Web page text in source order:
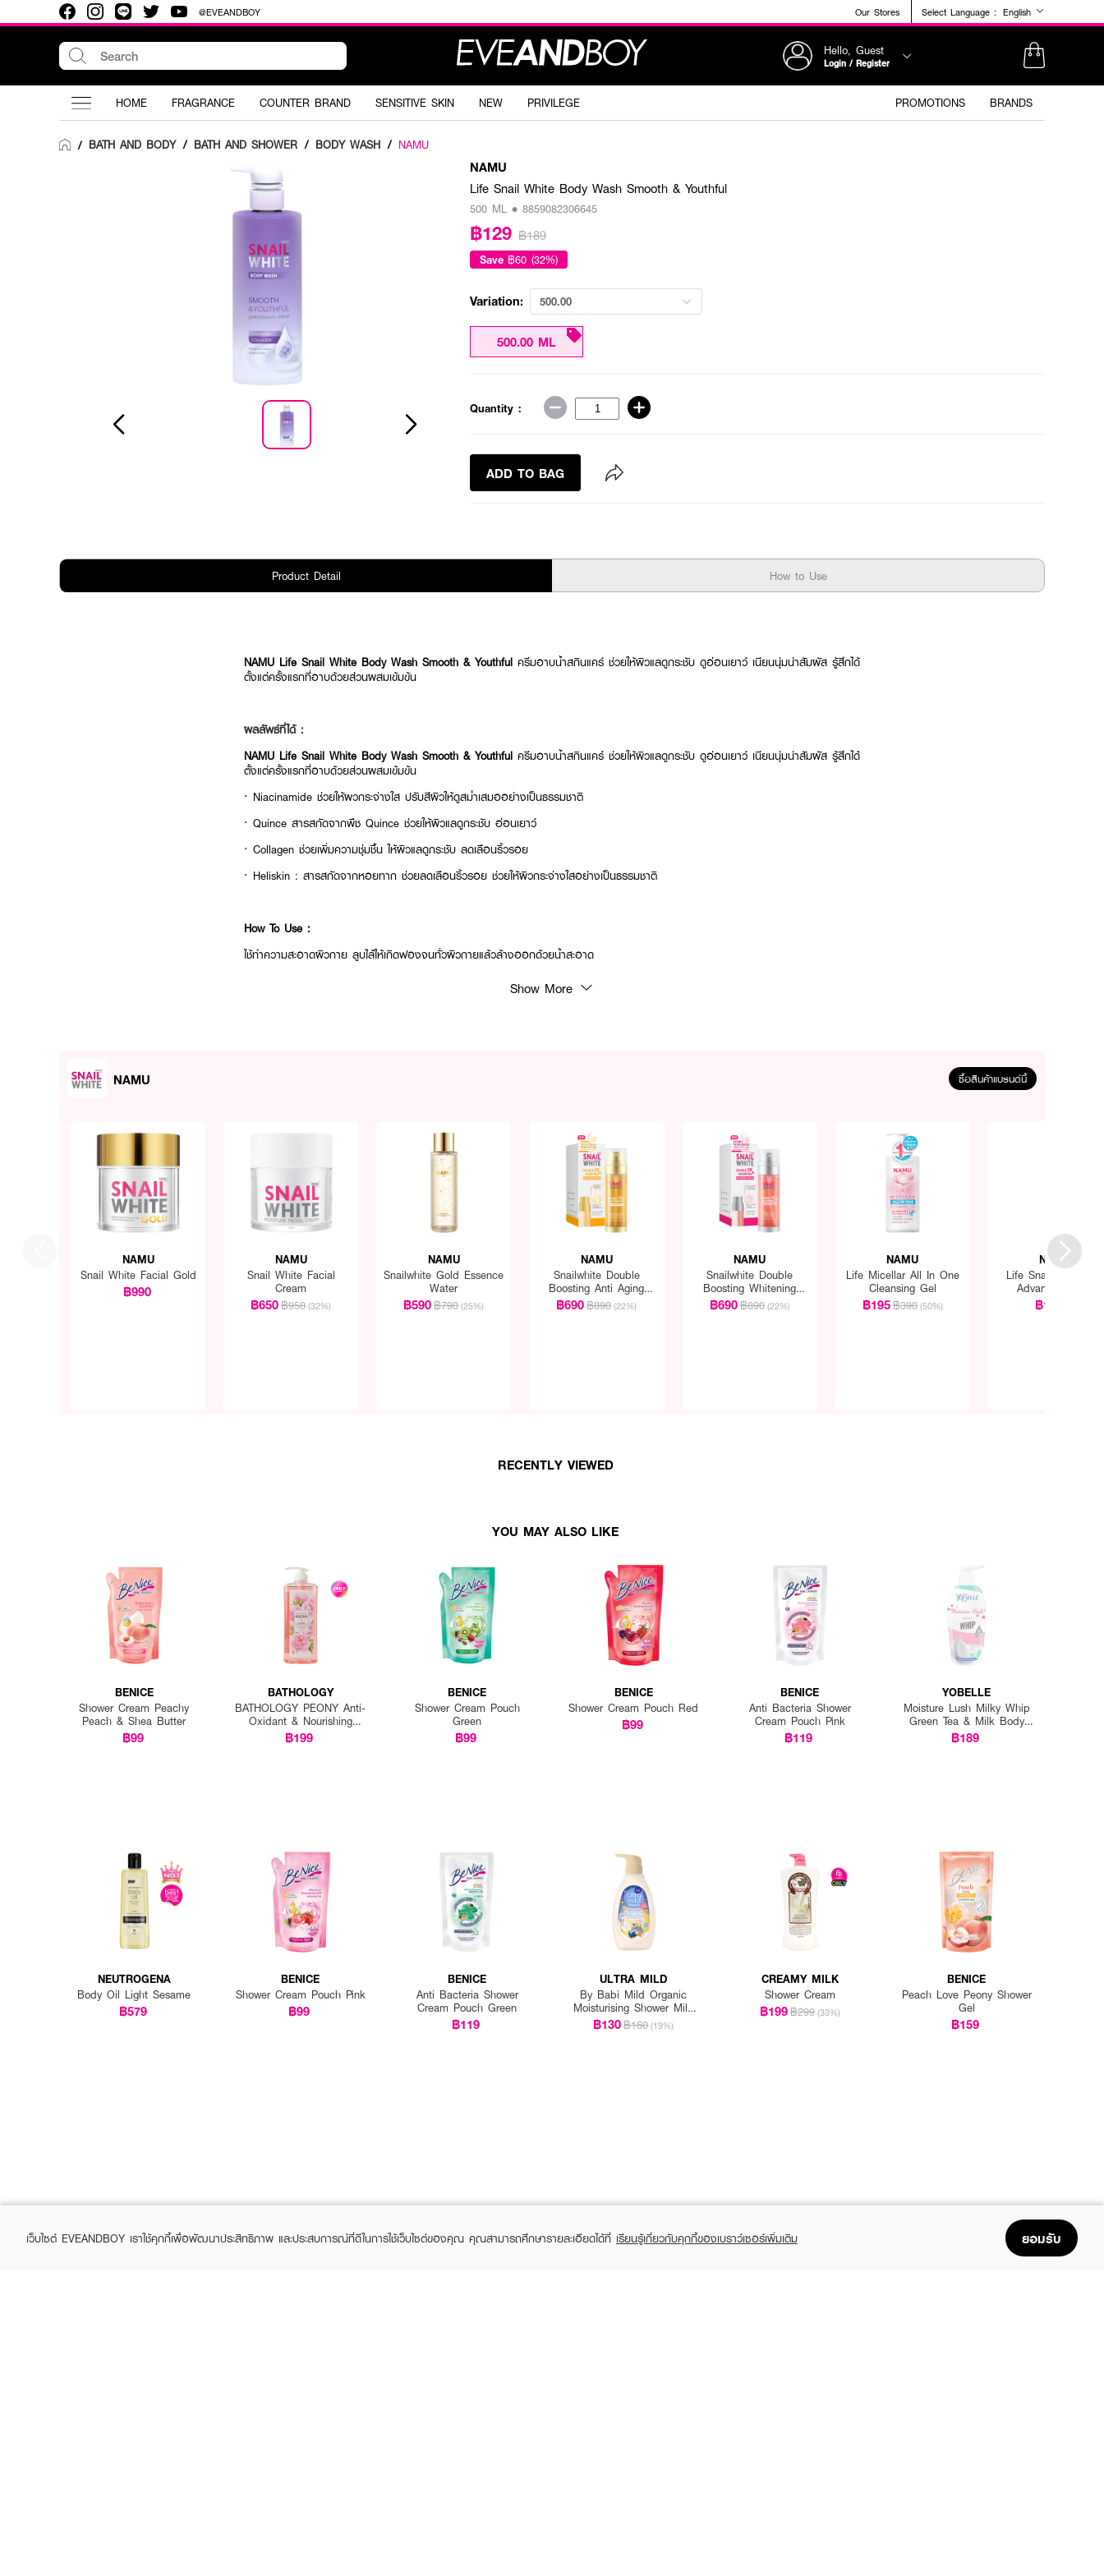
@EVEANDBOY Our Stores Select Language : English
Hello, Guest
Login / Register
HOME FRAGRANCE COUNTER BRAND SENSITIVE SKIN NEW PRIVILEGE PROMOTIONS BRANDS
/ BATH AND BODY / BATH AND SHOWER / BODY WASH / NAMU
NAMU
Life Snail White Body Wash Smooth & Youthful
500 ML • 8859082306645
฿129 ฿189
Save ฿60 (32%)
Variation: 500.00
500.00 ML
Quantity :
ADD TO BAG
Product Detail How to Use
NAMU Life Snail White Body Wash Smooth & Youthful ครีมอาบน้ำสกินแคร์ ช่วยให้ผิวแลดูกระชับ ดูอ่อนเยาว์ เนียนนุ่มน่าสัมผัส รู้สึกได้
ตั้งแต่ครั้งแรกที่อาบด้วยส่วนผสมเข้มข้น
ผลลัพธ์ที่ได้ :
NAMU Life Snail White Body Wash Smooth & Youthful ครีมอาบน้ำสกินแคร์ ช่วยให้ผิวแลดูกระชับ ดูอ่อนเยาว์ เนียนนุ่มน่าสัมผัส รู้สึกได้
ตั้งแต่ครั้งแรกที่อาบด้วยส่วนผสมเข้มข้น
· Niacinamide ช่วยให้ผวกระจ่างใส ปรับสีผิวให้ดูสม่ำเสมออย่างเป็นธรรมชาติ
· Quince สารสกัดจากพืช Quince ช่วยให้ผิวแลดูกระชับ อ่อนเยาว์
· Collagen ช่วยเพิ่มความชุ่มชื้น ให้ผิวแลดูกระชับ ลดเลือนริ้วรอย
· Heliskin : สารสกัดจากหอยทาก ช่วยลดเลือนริ้วรอย ช่วยให้ผิวกระจ่างใสอย่างเป็นธรรมชาติ
How To Use :
ใช้ทำความสะอาดผิวกาย ลูบไล้ให้เกิดฟองจนทั่วผิวกายแล้วล้างออกด้วยน้ำสะอาด
Show More
NAMU ซื้อสินค้าแบรนด์นี้
NAMU
Snail White Facial Gold
฿990
NAMU
Snail White Facial
Cream
฿650฿950 (32%)
NAMU
Snailwhite Gold Essence
Water
฿590฿790 (25%)
NAMU
Snailwhite Double
Boosting Anti Aging
Serum
฿690฿890 (22%)
NAMU
Snailwhite Double
Boosting Whitening
Serum
฿690฿890 (22%)
NAMU
Life Micellar All In One
Cleansing Gel
฿195฿390 (50%)
NAMU
Life Snailwhite Gold
Advance Cream
Retinol+Bakuchiol
฿1,090
RECENTLY VIEWED
YOU MAY ALSO LIKE
BENICE
Shower Cream Peachy
Peach & Shea Butter
฿99
BATHOLOGY
BATHOLOGY PEONY Anti-
Oxidant & Nourishing
Shower Gel
฿199
BENICE
Shower Cream Pouch
Green
฿99
BENICE
Shower Cream Pouch Red
฿99
BENICE
Anti Bacteria Shower
Cream Pouch Pink
฿119
YOBELLE
Moisture Lush Milky Whip
Green Tea & Milk Body
Wash
฿189
NEUTROGENA
Body Oil Light Sesame
฿579
BENICE
Shower Cream Pouch Pink
฿99
BENICE
Anti Bacteria Shower
Cream Pouch Green
฿119
ULTRA MILD
By Babi Mild Organic
Moisturising Shower Milk
Bedtime Story
฿130฿160 (19%)
CREAMY MILK
Shower Cream
฿199฿299 (33%)
BENICE
Peach Love Peony Shower
Gel
฿159
เว็บไซต์ EVEANDBOY เราใช้คุกกี้เพื่อพัฒนาประสิทธิภาพ และประสบการณ์ที่ดีในการใช้เว็บไซต์ของคุณ คุณสามารถศึกษารายละเอียดได้ที่ เรียนรู้เกี่ยวกับคุกกี้ของเบราว์เซอร์เพิ่มเติม ยอมรับ